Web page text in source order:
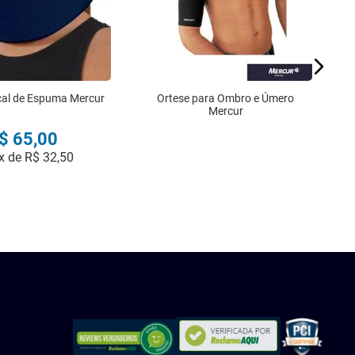
de Espuma Mercur
65,00
de R$ 32,50
Ortese para Ombro e Úmero
Mercur